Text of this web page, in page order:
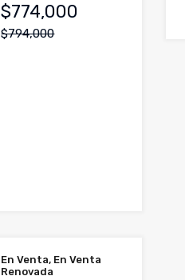
$774,000
$794,000
En Venta, En Venta
Renovada